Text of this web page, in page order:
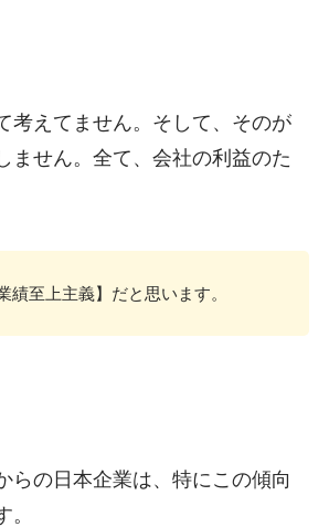
考えてません。そして、そのが
ません。全て、会社の利益のた
績至上主義】だと思います。
らの日本企業は、特にこの傾向